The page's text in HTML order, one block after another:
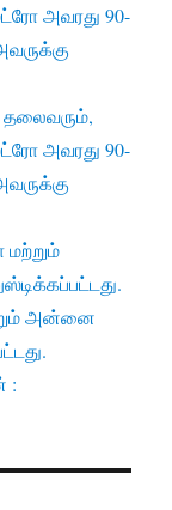
அவரது 90-
தலைவரும்,
அவரது 90-
மற்றும்
அன்னை
: